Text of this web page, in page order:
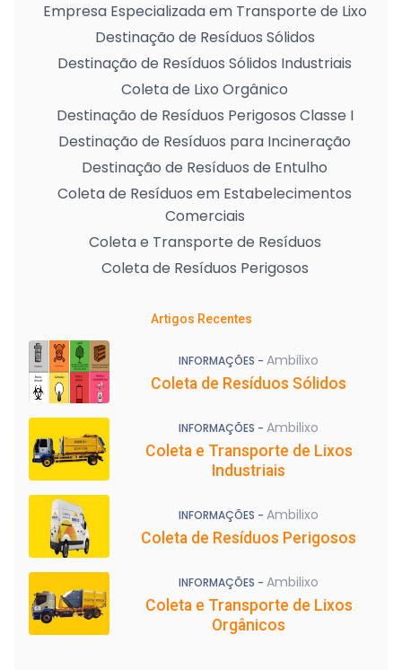
Empresa Especializada em Transporte de Lixo
Destinação de Resíduos Sólidos
Destinação de Resíduos Sólidos Industriais
Coleta de Lixo Orgânico
Destinação de Resíduos Perigosos Classe I
Destinação de Resíduos para Incineração
Destinação de Resíduos de Entulho
Coleta de Resíduos em Estabelecimentos
Comerciais
Coleta e Transporte de Resíduos
Coleta de Resíduos Perigosos
Artigos Recentes
INFORMAÇÕES - Ambilixo
Coleta de Resíduos Sólidos
INFORMAÇÕES - Ambilixo
Coleta e Transporte de Lixos
Industriais
INFORMAÇÕES - Ambilixo
Coleta de Resíduos Perigosos
INFORMAÇÕES - Ambilixo
Coleta e Transporte de Lixos
Orgânicos